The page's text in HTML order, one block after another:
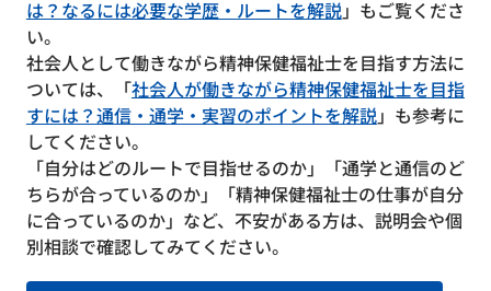
は？なるには必要な学歴・ルートを解説」もご覧くださ
い。
社会人として働きながら精神保健福祉士を目指す方法に
ついては、「社会人が働きながら精神保健福祉士を目指
すには？通信・通学・実習のポイントを解説」も参考に
してください。
「自分はどのルートで目指せるのか」「通学と通信のど
ちらが合っているのか」「精神保健福祉士の仕事が自分
に合っているのか」など、不安がある方は、説明会や個
別相談で確認してみてください。